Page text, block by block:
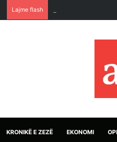
Lajme flash
KRONIKË E ZEZË EKONOMI